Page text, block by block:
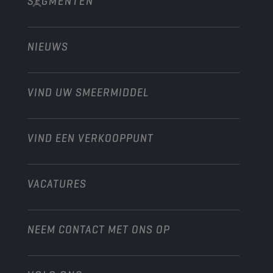
Bouw en mijnbouw
Moto’s & ATV
Industrie
Scheepvaart
Technology
Ontdek onze motorsportpartners
Personenwagens
Motorfiets
Heavy-Duty
NIEUWS
VIND UW SMEERMIDDEL
VIND EEN VERKOOPPUNT
VACATURES
NEEM CONTACT MET ONS OP